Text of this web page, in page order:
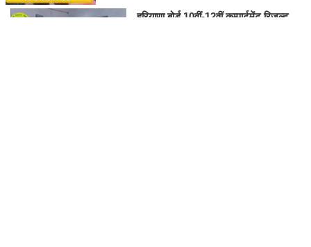
हरियाणा बोर्ड 10वीं-12वीं कम्पार्टमेंट रिजल्ट